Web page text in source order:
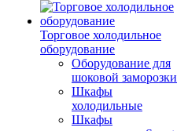
Торговое холодильное
оборудование
Оборудование для
шоковой заморозки
Шкафы
холодильные
Шкафы